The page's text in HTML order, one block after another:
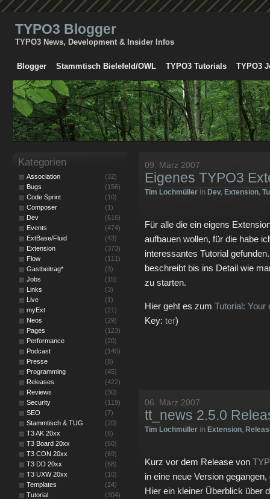
TYPO3 Blogger
TYPO3 News, Development & Insider Infos
Blogger Stammtisch Bielefeld/OWL TYPO3 Tutorials TYPO3
09. März 2007
Eigenes TYPO3
Tim Lochmüller in Dev, Extension,
Für alle die ein eigens
aufbauen wollen, für die habe
interessantes Tutorial
beschreibt bis ins Detail wie
zu starten.
Hier geht es zum Tutorial: Your
Key: ter)
06. März 2007
tt_news 2.5.0
Tim Lochmüller in Extension,
Kurz vor dem Release von
in eine neue Version
Hier ein kleiner Überblick über
Kategorien
Association
(32)
Bugs
(156)
Code Sprint
(10)
Composer
(1)
Dev
(616)
Events
(474)
ExtBase/Fluid
(43)
Extension
(373)
Flow
(111)
Gastbeitrag*
(3)
Jobs
(15)
Links
(3)
Live
(1)
myExt
(21)
Neos
(29)
Pages
(123)
Performance
(20)
Podcast
(140)
Presse
(8)
Programming
(45)
Releases
(422)
Reviews
(30)
Security
(119)
SEO
(7)
Stammtisch & TUG
(20)
T3 AK 20xx
(6)
T3 Board 20xx
(60)
T3 CON 20xx
(69)
T3 DD 20xx
(68)
T3 UXW 20xx
(10)
Templates
(24)
Tutorial
(304)